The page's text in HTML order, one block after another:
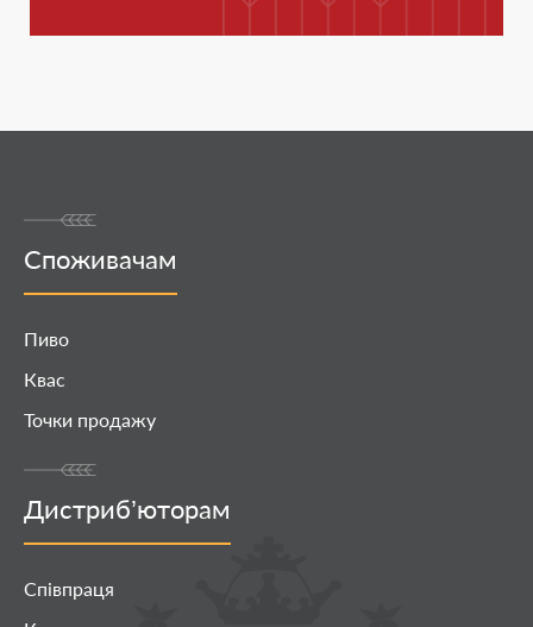
Споживачам
Пиво
Квас
Точки продажу
Дистриб’юторам
Співпраця